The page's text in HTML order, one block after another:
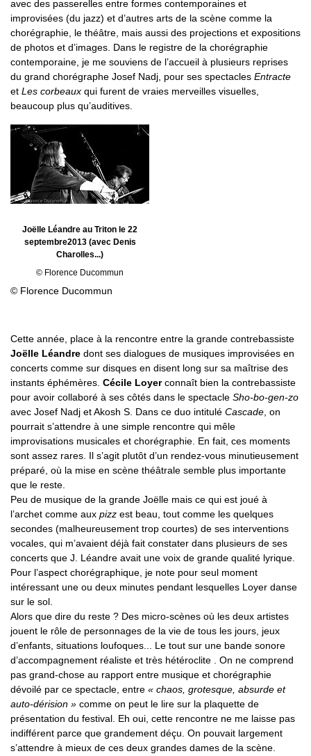
avec des passerelles entre formes contemporaines et
improvisées (du jazz) et d’autres arts de la scène comme la
chorégraphie, le théâtre, mais aussi des projections et expositions
de photos et d’images. Dans le registre de la chorégraphie
contemporaine, je me souviens de l’accueil à plusieurs reprises
du grand chorégraphe Josef Nadj, pour ses spectacles Entracte
et Les corbeaux qui furent de vraies merveilles visuelles,
beaucoup plus qu’auditives.
Joëlle Léandre au Triton le 22
septembre2013 (avec Denis
Charolles...)
© Florence Ducommun
© Florence Ducommun
Cette année, place à la rencontre entre la grande contrebassiste
Joëlle Léandre dont ses dialogues de musiques improvisées en
concerts comme sur disques en disent long sur sa maîtrise des
instants éphémères. Cécile Loyerconnaît bien la contrebassiste
pour avoir collaboré à ses côtés dans le spectacle Sho-bo-gen-zo
avec Josef Nadj et Akosh S. Dans ce duo intitulé Cascade , on
pourrait s’attendre à une simple rencontre qui mêle
improvisations musicales et chorégraphie. En fait, ces moments
sont assez rares. Il s’agit plutôt d’un rendez-vous minutieusement
préparé, où la mise en scène théâtrale semble plus importante
que le reste.
Peu de musique de la grande Joëlle mais ce qui est joué à
l’archet comme aux pizz est beau, tout comme les quelques
secondes (malheureusement trop courtes) de ses interventions
vocales, qui m’avaient déjà fait constater dans plusieurs de ses
concerts que J. Léandre avait une voix de grande qualité lyrique.
Pour l’aspect chorégraphique, je note pour seul moment
intéressant une ou deux minutes pendant lesquelles Loyer danse
sur le sol.
Alors que dire du reste ? Des micro-scènes où les deux artistes
jouent le rôle de personnages de la vie de tous les jours, jeux
d’enfants, situations loufoques... Le tout sur une bande sonore
d’accompagnement réaliste et très hétéroclite . On ne comprend
pas grand-chose au rapport entre musique et chorégraphie
dévoilé par ce spectacle, entre « chaos, grotesque, absurde et
auto-dérision » comme on peut le lire sur la plaquette de
présentation du festival. Eh oui, cette rencontre ne me laisse pas
indifférent parce que grandement déçu. On pouvait largement
s’attendre à mieux de ces deux grandes dames de la scène.